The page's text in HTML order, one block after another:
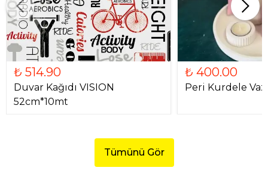
₺ 514.90
Duvar Kağıdı VISION
52cm*10mt
₺ 400.00
Peri Kurdele
Tümünü Gör